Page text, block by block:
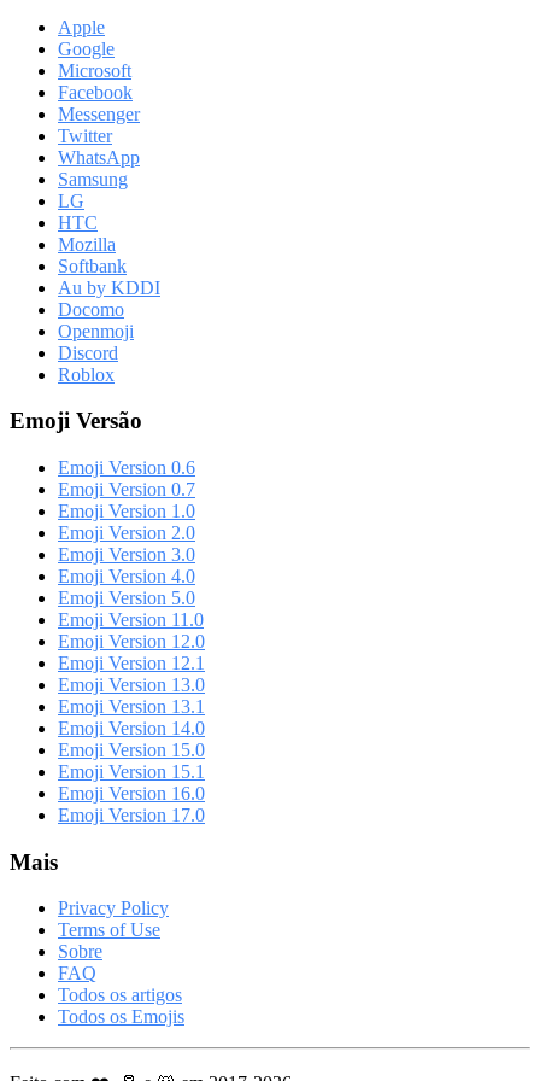
Apple
Google
Microsoft
Facebook
Messenger
Twitter
WhatsApp
Samsung
LG
HTC
Mozilla
Softbank
Au by KDDI
Docomo
Openmoji
Discord
Roblox
Emoji Versão
Emoji Version 0.6
Emoji Version 0.7
Emoji Version 1.0
Emoji Version 2.0
Emoji Version 3.0
Emoji Version 4.0
Emoji Version 5.0
Emoji Version 11.0
Emoji Version 12.0
Emoji Version 12.1
Emoji Version 13.0
Emoji Version 13.1
Emoji Version 14.0
Emoji Version 15.0
Emoji Version 15.1
Emoji Version 16.0
Emoji Version 17.0
Mais
Privacy Policy
Terms of Use
Sobre
FAQ
Todos os artigos
Todos os Emojis